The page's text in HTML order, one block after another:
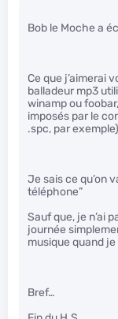
Bob le Moche a
Ce que j’aimerai
balladeur mp3
winamp ou
imposés par le
.spc, par exemple)
Je sais ce qu’on
téléphone”
Sauf que, je n’ai
journée
musique quand
Bref…